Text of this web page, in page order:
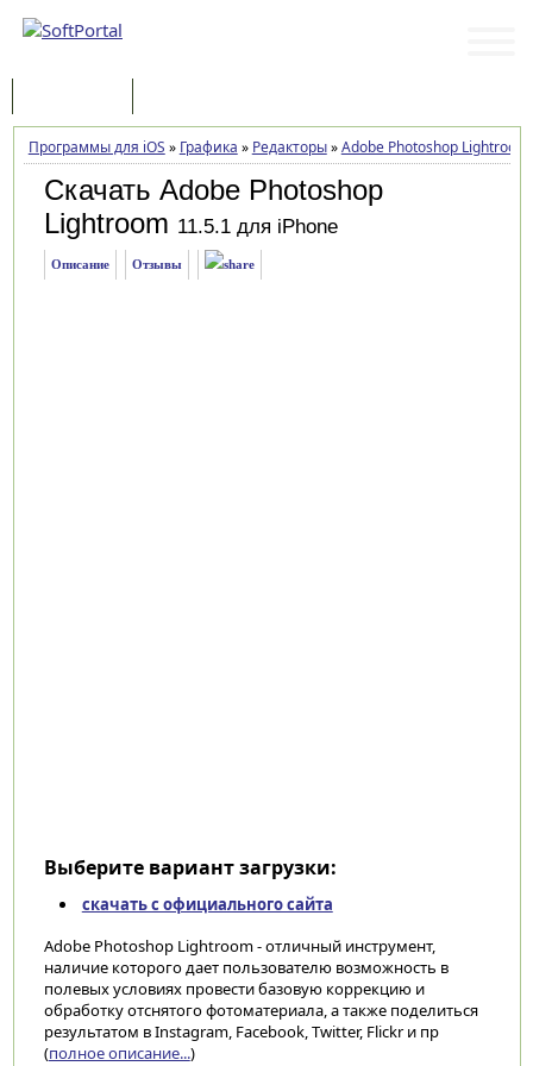
Программы для iOS » Графика » Редакторы»Adobe Photoshop Lightroom
Скачать Adobe Photoshop
Lightroom 11.5.1 для iPhone
Описание Отзывы
Выберите вариант загрузки:
скачать с официального сайта
Adobe Photoshop Lightroom - отличный инструмент,
наличие которого дает пользователю возможность в
полевых условиях провести базовую коррекцию и
обработку отснятого фотоматериала, а также поделиться
результатом в Instagram, Facebook, Twitter, Flickr и пр
(полное описание...)